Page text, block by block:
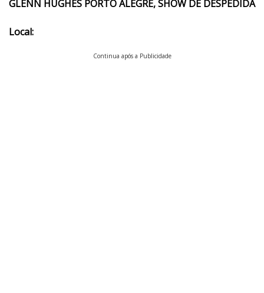
GLENN HUGHES PORTO ALEGRE, SHOW DE DESPEDIDA
Local:
Continua após a Publicidade